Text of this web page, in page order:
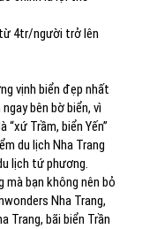
từ 4tr/người trở lên
vịnh biển đẹp nhất
bên bờ biển, vì
Trầm, biển Yến”
du lịch Nha Trang
lịch tứ phương.
mà bạn không nên bỏ
Nha Trang,
Trang, bãi biển Trần